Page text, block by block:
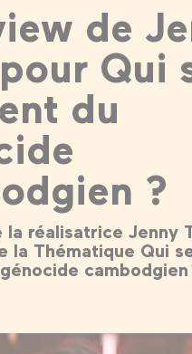
de
Qui
du
?
réalisatrice Jenny
la Thématique Qui
cambodgien